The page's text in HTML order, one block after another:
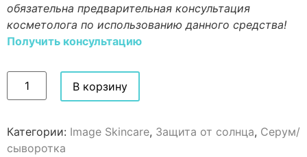
обязательна предварительная консультация
косметолога по использованию данного средства!
Получить консультацию
В корзину
Категории: Image Skincare, Защита от солнца, Серум/
сыворотка